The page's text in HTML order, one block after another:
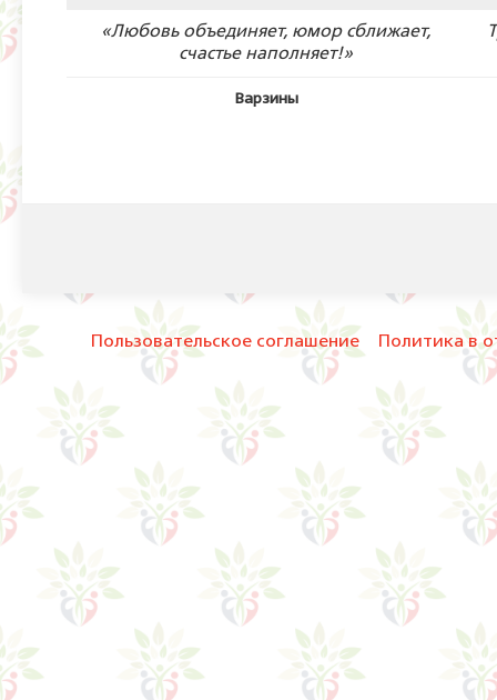
«Любовь объединяет, юмор сближает,
счастье наполняет!»
Варзины
Пользовательское соглашение Политика в